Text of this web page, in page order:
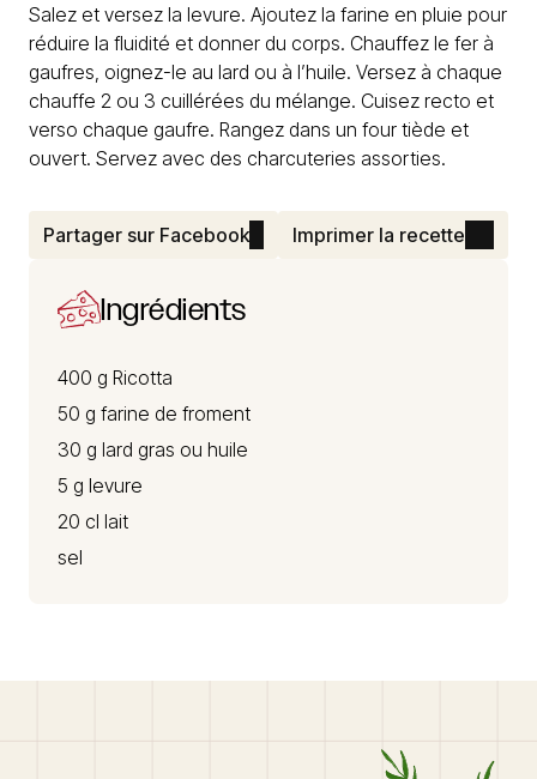
Salez et versez la levure. Ajoutez la farine en pluie pour
réduire la fluidité et donner du corps. Chauffez le fer à
gaufres, oignez-le au lard ou à l’huile. Versez à chaque
chauffe 2 ou 3 cuillérées du mélange. Cuisez recto et
verso chaque gaufre. Rangez dans un four tiède et
ouvert. Servez avec des charcuteries assorties.
Partager sur Facebook Imprimer la recette
Ingrédients
400 g Ricotta
50 g farine de froment
30 g lard gras ou huile
5 g levure
20 cl lait
sel